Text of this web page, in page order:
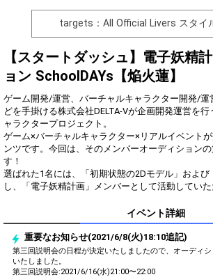
Event Begins!
Amazonギフト券1,500円分
をプレゼント！
Gifting
Throw gifts to the stage and join
the live performance.
First, try throwing free Stars
(once a day)! You can also charge
Show Gold to purchase gifts
(available from 1 JPY)! When you
continue to send gifts to the
performer(s), the performer's
To cheer on performers, you can
send them gifts.
To send performers paid items,
you must use Show Gold.
You can
that may
other users.
targets：All Official Livers スタイ
【スタートダッシュ】電子妖精
ョン SchoolDAYs【焔火蓮】
ゲーム開発/運営、バーチャルキャラクター開発/
どを手掛ける株式会社DELTA-Vが企画開発運営を
ャラクタープロジェクト。
ゲーム×バーチャルキャラクター×リアルイベント
ンツです。今回は、そのメンバーオーディション
す！
選ばれた1名には、「初期状態の2Dモデル」およ
し、「電子妖精計画」メンバーとして活動していた
イベント詳細
重要なお知らせ(2021/6/8(火)18:10追記)
第三回説明会の日程が決定いたしましたので、オーディ
いたしました。
第三回説明会:2021/6/16(水)21:00〜22:00